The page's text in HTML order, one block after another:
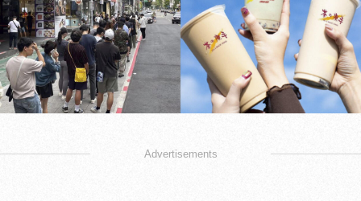
Advertisements